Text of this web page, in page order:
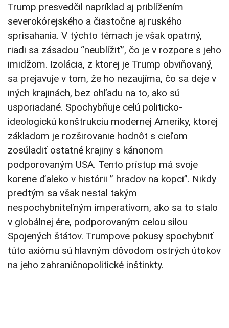
Trump presvedčil napríklad aj priblížením
severokórejského a čiastočne aj ruského
sprisahania. V týchto témach je však opatrný,
riadi sa zásadou “neublížiť”, čo je v rozpore s jeho
imidžom. Izolácia, z ktorej je Trump obviňovaný,
sa prejavuje v tom, že ho nezaujíma, čo sa deje v
iných krajinách, bez ohľadu na to, ako sú
usporiadané. Spochybňuje celú politicko-
ideologickú konštrukciu modernej Ameriky, ktorej
základom je rozširovanie hodnôt s cieľom
zosúladiť ostatné krajiny s kánonom
podporovaným USA. Tento prístup má svoje
korene ďaleko v histórii ” hradov na kopci”. Nikdy
predtým sa však nestal takým
nespochybniteľným imperatívom, ako sa to stalo
v globálnej ére, podporovaným celou silou
Spojených štátov. Trumpove pokusy spochybniť
túto axiómu sú hlavným dôvodom ostrých útokov
na jeho zahraničnopolitické inštinkty.